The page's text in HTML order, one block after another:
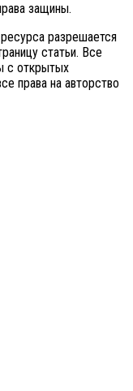
защины.
разрешается
статьи. Все
с открытых
права на авторство